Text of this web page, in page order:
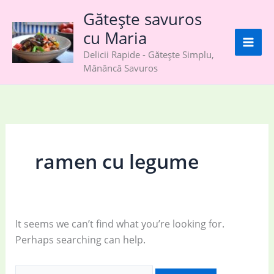
content
Gătește savuros
cu Maria
Delicii Rapide - Gătește Simplu,
Mănâncă Savuros
ramen cu legume
It seems we can’t find what you’re looking for.
Perhaps searching can help.